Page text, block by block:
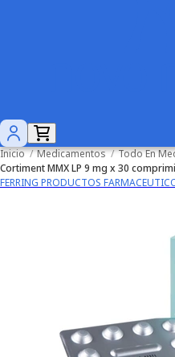
Inicio / Medicamentos / Todo En
Cortiment MMX LP 9 mg x 30
FERRING PRODUCTOS